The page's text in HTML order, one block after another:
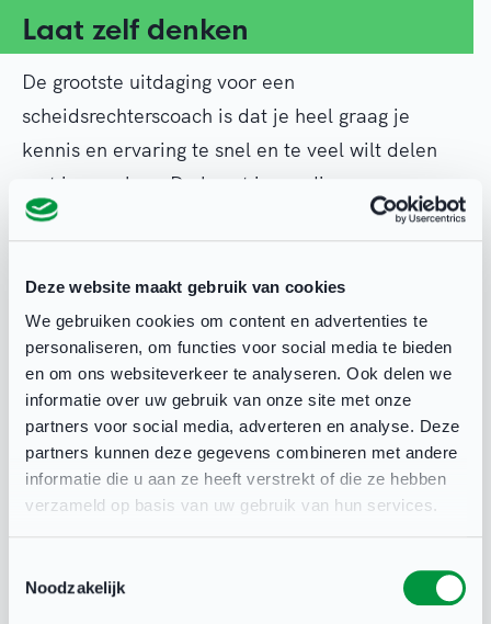
Deze website maakt gebruik van cookies
We gebruiken cookies om content en advertenties te
personaliseren, om functies voor social media te bieden
en om ons websiteverkeer te analyseren. Ook delen we
informatie over uw gebruik van onze site met onze
partners voor social media, adverteren en analyse. Deze
partners kunnen deze gegevens combineren met andere
informatie die u aan ze heeft verstrekt of die ze hebben
verzameld op basis van uw gebruik van hun services.
Noodzakelijk
Laat zelf denken
De grootste uitdaging voor een
scheidsrechterscoach is dat je heel graag je
kennis en ervaring te snel en te veel wilt delen
met je coachee. De kunst is om die
scheidsrechter zelf te laten denken. Zelf te laten
dit dus een sterk bewustzijn van je eigen
handelen en wat dat voor gevolgen kan hebben
voor de eigen ontwikkeling van de coachee.
Brada: "De meeste cursisten zijn na afloop erg
enthousiast en ik hoor veel positieve geluiden.
Als jouw drijfveer is om scheidsrechters bij te
staan in hun ontwikkeling, dan is deze opleiding